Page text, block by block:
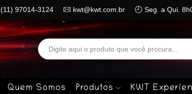
(11) 97014-3124 kwt@kwt.com.br Seg. a Qui.
input
Quem Somos Produtos KWT